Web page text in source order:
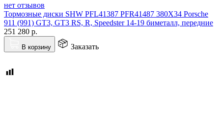
нет отзывов
Тормозные диски SHW PFL41387 PFR41487 380X34 Porsche
911 (991) GT3, GT3 RS, R, Speedster 14-19 биметалл, передние
251 280 р.
В корзину Заказать